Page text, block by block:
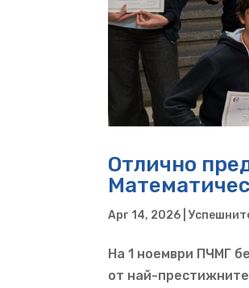
Отлично
Apr 14, 2026 |
На 1 ноември ПЧМГ
от най-